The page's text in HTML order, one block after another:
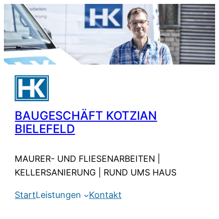
Zum
Inhalt
springen
BAUGESCHÄFT KOTZIAN
BIELEFELD
MAURER- UND FLIESENARBEITEN |
KELLERSANIERUNG | RUND UMS HAUS
StartLeistungen Kontakt